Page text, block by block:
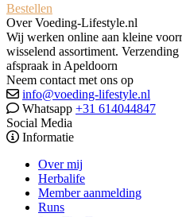
Bestellen
Over Voeding-Lifestyle.nl
Wij werken online aan kleine
wisselend assortiment.
afspraak in Apeldoorn
Neem contact met ons op
info@voeding-lifestyle.nl
Whatsapp +31 614044847
Social Media
Informatie
Over mij
Herbalife
Member aanmelding
Runs